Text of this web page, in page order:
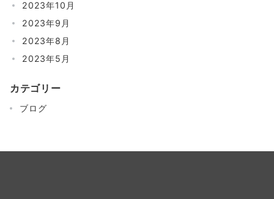
2023年10月
2023年9月
2023年8月
2023年5月
カテゴリー
ブログ